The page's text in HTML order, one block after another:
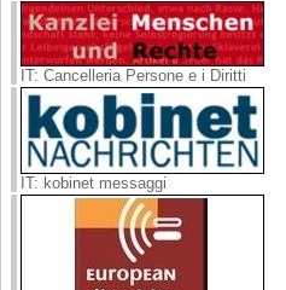
IT: Cancelleria Persone e i Diritti
IT: kobinet messaggi